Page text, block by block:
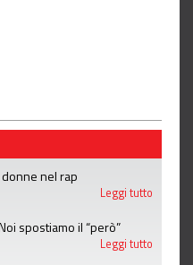
nel rap
Leggi tutto
spostiamo il “però”
Leggi tutto